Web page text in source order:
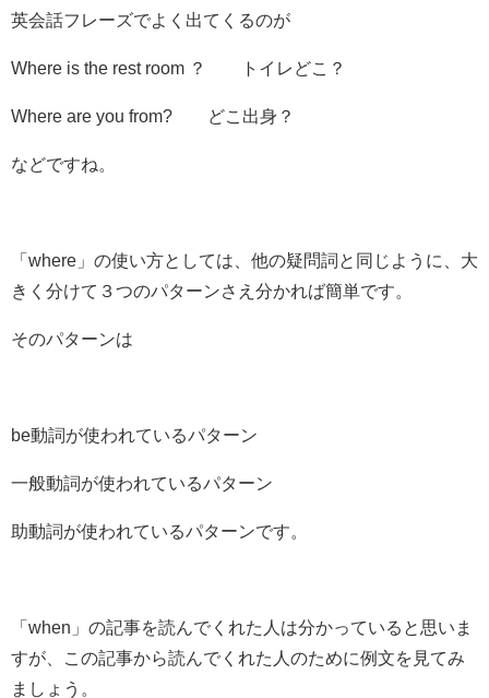
英会話フレーズでよく出てくるのが
Where is the rest room ？ トイレどこ？
Where are you from? どこ出身？
などですね。
「where」の使い方としては、他の疑問詞と同じように、大
きく分けて３つのパターンさえ分かれば簡単です。
そのパターンは
be動詞が使われているパターン
一般動詞が使われているパターン
助動詞が使われているパターンです。
「when」の記事を読んでくれた人は分かっていると思いま
すが、この記事から読んでくれた人のために例文を見てみ
ましょう。